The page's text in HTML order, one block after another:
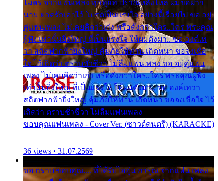
ไมตรี จากแฟนเพลง ทุกทุกที่ ปราณีหลั่งไหล ผมขอฝาก
นาม ยอดรักเอาไว้ โปรดเป็นแรงใจ อย่างนี้เรื่อยไป ขอ อยู่
คู่แฟนเพลง ไม่เคยคิดว่าเก่ง หรือดังกว่าใคร..ใคร พระคุณ
ผู้ฟัง เท่านั้นยิ่งใหญ่ ที่เป็นแรงใจ ให้ผมดังมา.. ขอ องค์เท
วา สถิตฟากฟ้ายิ่งใหญ่ คุ้มภัยให้ท่าน เถิดหนา ขอจงเชื่อ
ใจ ไว้เถิดว่า ตราบชั่วชีวา ไม่ลืมแฟนเพลง ขอ อยู่คู่แฟน
เพลง ไม่เคยคิดว่าเก่ง หรือดังกว่าใคร..ใคร พระคุณผู้ฟัง
เท่านั้นยิ่งใหญ่ ที่เป็นแรงใจ ให้ผมดังมา.. ขอ องค์เทวา
สถิตฟากฟ้ายิ่งใหญ่ คุ้มภัยให้ท่าน เถิดหนา ขอจงเชื่อใจ ไว้
เถิดว่า ตราบชั่วชีวา ไม่ลืมแฟนเพลง
ขอบคุณแฟนเพลง - Cover Ver. (ซาวด์ดนตรี) (KARAOKE)
36 views • 31.07.2569
ขอ กราบ ขอบคุณ.... ที่ได้รับไออุ่น การุณ จากแฟน เพลง